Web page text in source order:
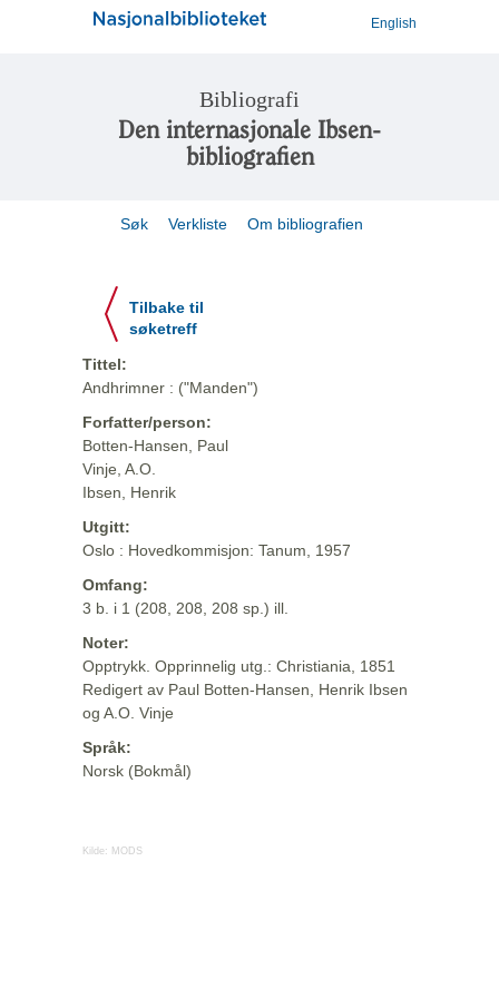
English
Bibliografi
Den internasjonale Ibsen-
bibliografien
Søk Verkliste Om bibliografien
Tilbake til
søketreff
Tittel:
Andhrimner : ("Manden")
Forfatter/person:
Botten-Hansen, Paul
Vinje, A.O.
Ibsen, Henrik
Utgitt:
Oslo : Hovedkommisjon: Tanum, 1957
Omfang:
3 b. i 1 (208, 208, 208 sp.) ill.
Noter:
Opptrykk. Opprinnelig utg.: Christiania, 1851
Redigert av Paul Botten-Hansen, Henrik Ibsen
og A.O. Vinje
Språk:
Norsk (Bokmål)
Kilde: MODS